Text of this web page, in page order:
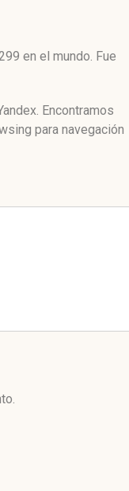
en el mundo. Fue
Encontramos
para navegación